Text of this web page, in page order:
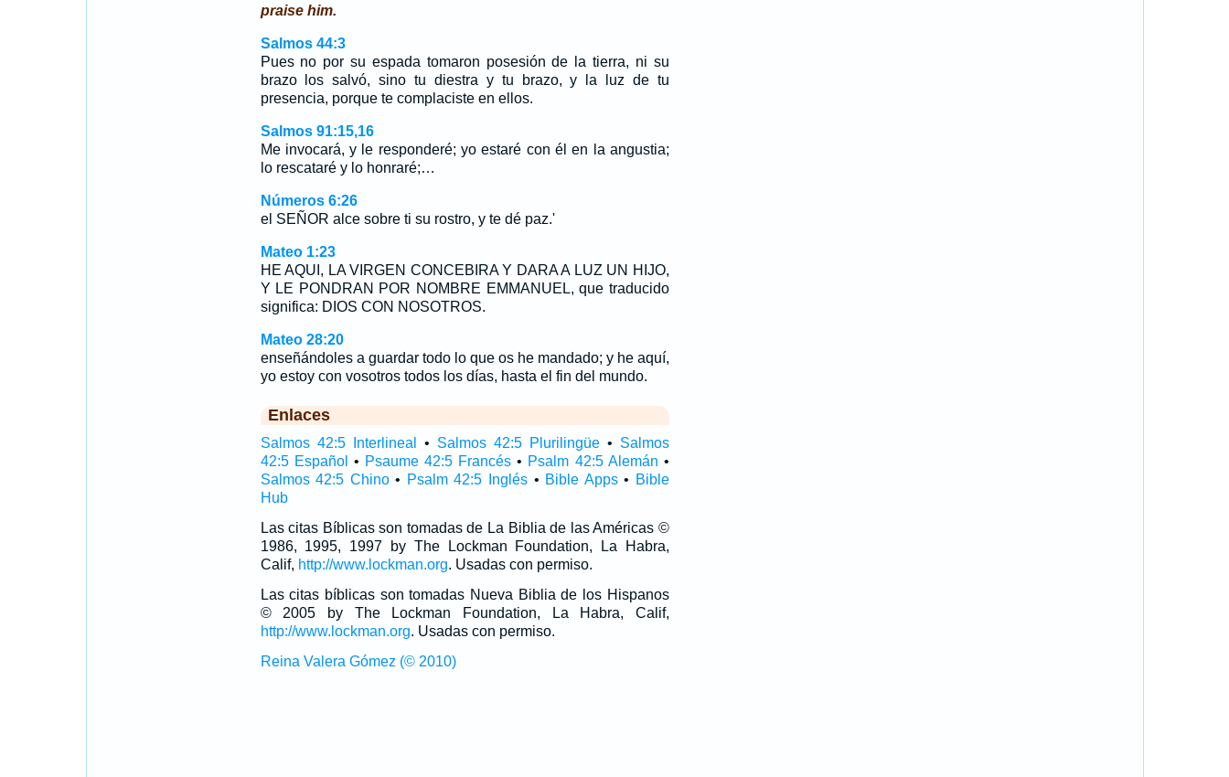
praise him.
Salmos 44:3
Pues no por su espada tomaron posesión de la tierra, ni su
brazo los salvó, sino tu diestra y tu brazo, y la luz de tu
presencia, porque te complaciste en ellos.
Salmos 91:15,16
Me invocará, y le responderé; yo estaré con él en la angustia;
lo rescataré y lo honraré;…
Números 6:26
el SEÑOR alce sobre ti su rostro, y te dé paz.'
Mateo 1:23
HE AQUI, LA VIRGEN CONCEBIRA Y DARA A LUZ UN HIJO,
Y LE PONDRAN POR NOMBRE EMMANUEL, que traducido
significa: DIOS CON NOSOTROS.
Mateo 28:20
enseñándoles a guardar todo lo que os he mandado; y he aquí,
yo estoy con vosotros todos los días, hasta el fin del mundo.
Enlaces
Salmos 42:5 Interlineal • Salmos 42:5 Plurilingüe• Salmos
42:5 Español • Psaume 42:5 Francés • Psalm 42:5 Alemán •
Salmos 42:5 Chino• Psalm 42:5 Inglés • Bible Apps• Bible
Hub
Las citas Bíblicas son tomadas de La Biblia de las Américas ©
1986, 1995, 1997 by The Lockman Foundation, La Habra,
Calif, http://www.lockman.org. Usadas con permiso.
Las citas bíblicas son tomadas Nueva Biblia de los Hispanos
© 2005 by The Lockman Foundation, La Habra, Calif,
http://www.lockman.org. Usadas con permiso.
Reina Valera Gómez (© 2010)